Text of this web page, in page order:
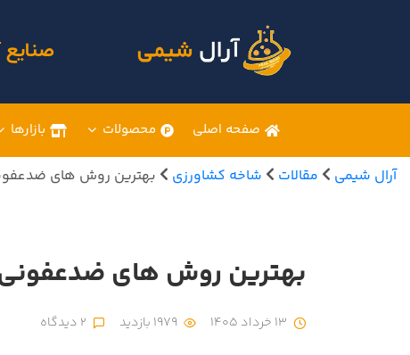
صفحه اصلی محصولات بازارها
آرال شیمی مقالات شاخه کشاورزی بهترین روش های
بهترین روش های